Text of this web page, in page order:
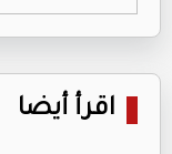
اقرأ أيضا